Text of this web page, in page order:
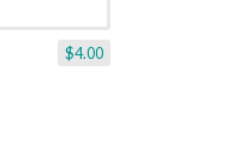
$4.00